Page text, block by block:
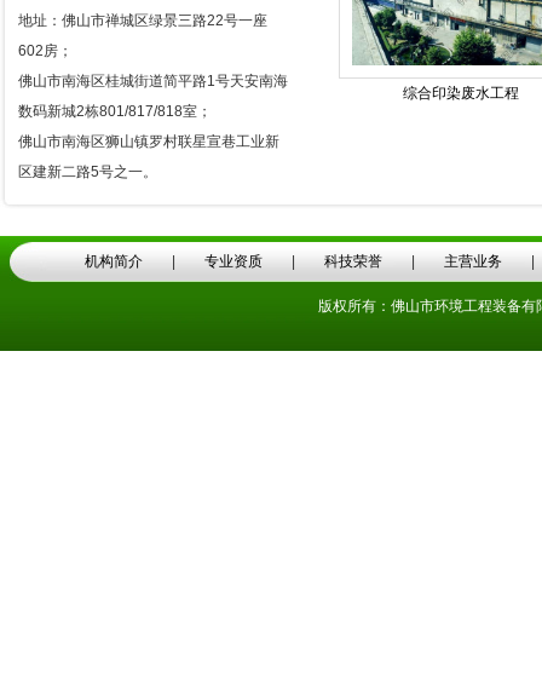
地址：佛山市禅城区绿景三路22号一座
602房；
佛山市南海区桂城街道简平路1号天安南海
数码新城2栋801/817/818室；
佛山市南海区狮山镇罗村联星宣巷工业新
区建新二路5号之一。
综合印染废水工程
机构简介 专业资质 科技荣誉 主营业务
版权所有：佛山市环境工程装备有